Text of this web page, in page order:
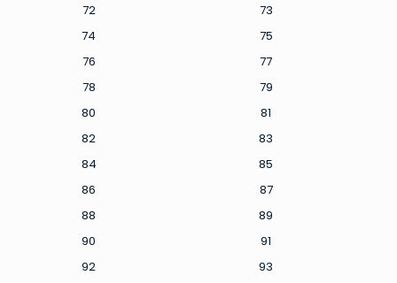
72
73
74
75
76
77
78
79
80
81
82
83
84
85
86
87
88
89
90
91
92
93